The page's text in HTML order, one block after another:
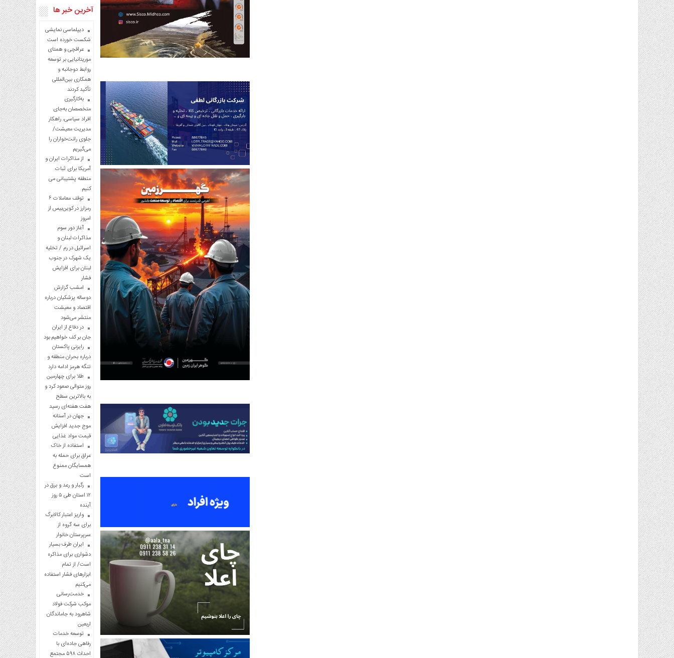
آخرین خبر ها
دیپلماسی نمایشی
شکست خورده است
عراقچی و همتای
موریتانیایی بر توسعه
روابط دوجانبه و
همکاری بین‌المللی
تأکید کردند
به‌کارگیری
متخصصان به‌جای
افراد سیاسی، راهکار
مدیریت معیشت/
جلوی رانت‌خواران را
می‌گیریم
از مذاکرات ایران و
آمریکا برای ثبات
منطقه پشتیبانی می
کنیم
توقف معاملات ۶
رمزارز در کوین‌بیس از
امروز
آغاز دور سوم
مذاکرات لبنان و
اسرائیل در رم / تخلیه
یک شهرک در جنوب
لبنان برای افزایش
فشار
امشب گزارش
دوساله پزشکیان درباره
اقتصاد و معیشت
منتشر می‌شود
در دفاع از ایران
جان بر کف خواهیم بود
رایزنی پاکستان
درباره بحران منطقه و
تنگه هرمز ادامه دارد
طلا برای چهارمین
روز متوالی صعود کرد و
به بالاترین سطح
هفت هفته‌ای رسید
جهان در آستانه
موج جدید افزایش
قیمت مواد غذایی
استفاده از خاک
عراق برای حمله به
همسایگان ممنوع
است
رگبار و رعد و برق در
۱۲ استان طی ۵ روز
آینده
واریز اعتبار کالابرگ
برای سه گروه از
سرپرستان خانوار
ایران طرف بسیار
دشواری برای مذاکره
است/ از تمام
ابزارهای فشار استفاده
می‌کنیم
خدمت‌رسانی
موکب شرکت فولاد
شاهرود به جاماندگان
اربعین
توسعه خدمات
رفاهی جاده‌ای با
احداث ۵۹۸ مجتمع